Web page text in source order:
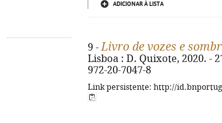
ADICIONAR À LISTA
9 -Livro de vozes e
Lisboa : D. Quixote, 2020. -
972-20-7047-8
Link persistente: http://